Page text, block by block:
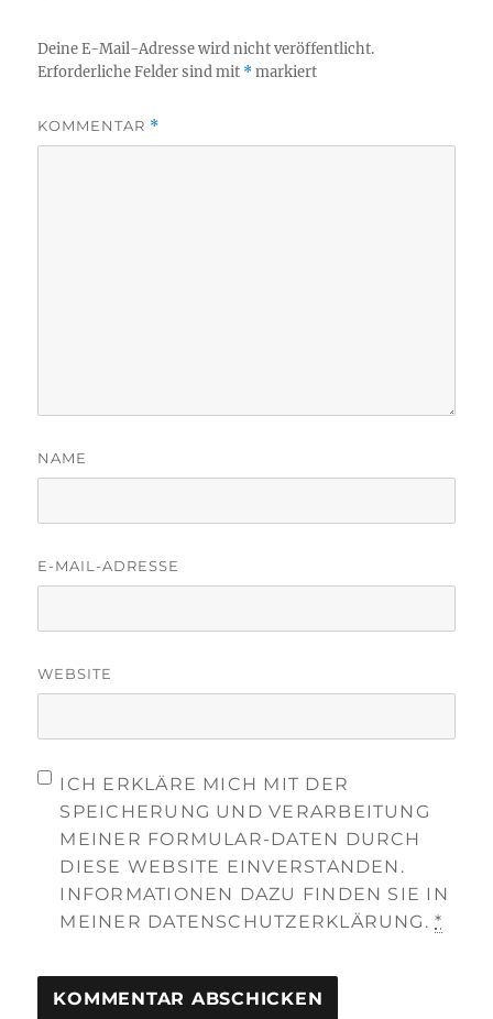
Deine E-Mail-Adresse wird nicht veröffentlicht.
Erforderliche Felder sind mit *markiert
KOMMENTAR *
NAME
E-MAIL-ADRESSE
WEBSITE
ICH ERKLÄRE MICH MIT DER
SPEICHERUNG UND VERARBEITUNG
MEINER FORMULAR-DATEN DURCH
DIESE WEBSITE EINVERSTANDEN.
INFORMATIONEN DAZU FINDEN SIE IN
MEINER DATENSCHUTZERKLÄRUNG.*